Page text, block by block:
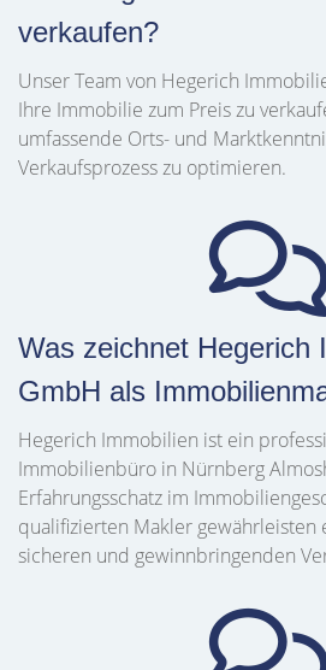
verkaufen?
Unser Team von Hegerich
Ihre Immobilie zum Preis zu
umfassende Orts- und
Verkaufsprozess zu optimieren.
Was zeichnet Hegerich
GmbH als
Hegerich Immobilien ist ein
Immobilienbüro in Nürnberg
Erfahrungsschatz im
qualifizierten Makler gewährleisten
sicheren und gewinnbringenden